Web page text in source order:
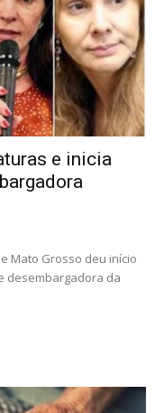
e inicia
Mato Grosso deu início
desembargadora da